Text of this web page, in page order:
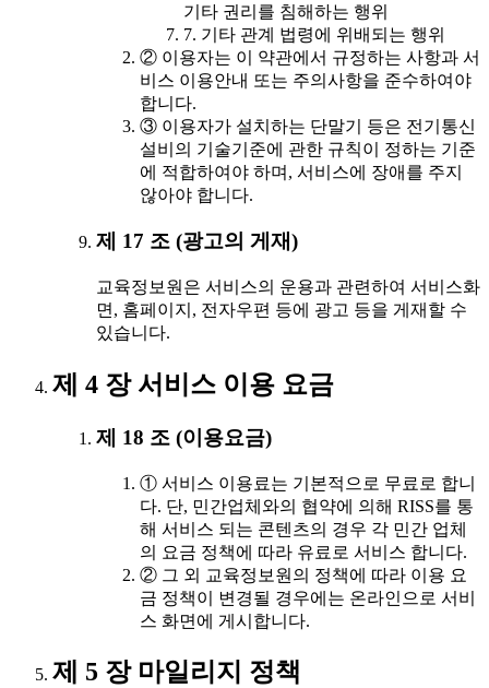
기타 권리를 침해하는 행위
7. 기타 관계 법령에 위배되는 행위
② 이용자는 이 약관에서 규정하는 사항과 서
비스 이용안내 또는 주의사항을 준수하여야
합니다.
③ 이용자가 설치하는 단말기 등은 전기통신
설비의 기술기준에 관한 규칙이 정하는 기준
에 적합하여야 하며, 서비스에 장애를 주지
않아야 합니다.
제 17 조 (광고의 게재)
교육정보원은 서비스의 운용과 관련하여 서비스화
면, 홈페이지, 전자우편 등에 광고 등을 게재할 수
있습니다.
제 4 장 서비스 이용 요금
제 18 조 (이용요금)
① 서비스 이용료는 기본적으로 무료로 합니
다. 단, 민간업체와의 협약에 의해 RISS를 통
해 서비스 되는 콘텐츠의 경우 각 민간 업체
의 요금 정책에 따라 유료로 서비스 합니다.
② 그 외 교육정보원의 정책에 따라 이용 요
금 정책이 변경될 경우에는 온라인으로 서비
스 화면에 게시합니다.
제 5 장 마일리지 정책